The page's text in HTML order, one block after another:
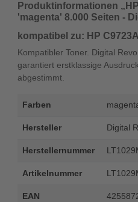
Produktinformationen
'magenta' 8.000 Seiten -
kompatibel zu: HP
Kompatibler Toner. Digital
garantiert erstklassige
abgestimmt.
Farben
Hersteller Digital
Herstellernummer
Artikelnummer
EAN